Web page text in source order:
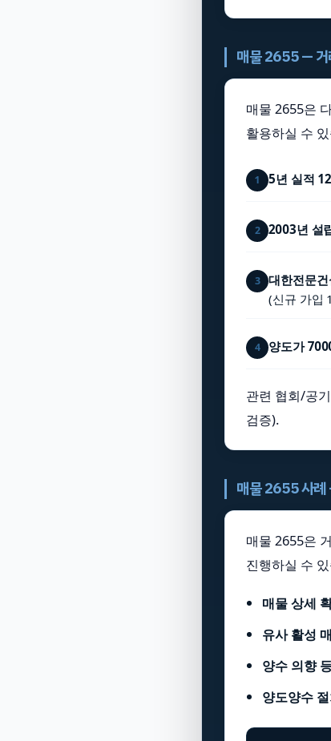
매물 2655 — 거
매물 2655은
활용하실 수
1 5년 실적
2 2003년 설
3 대한전문
(신규 가입
4 양도가
관련 협회/공
검증).
매물 2655 사례
매물 2655은
진행하실 수
매물 상세
유사 활성
양수 의향
양도양수